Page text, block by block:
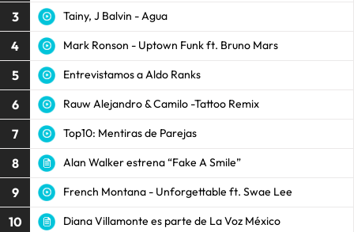
3 Tainy, J Balvin - Agua
4 Mark Ronson - Uptown Funk ft. Bruno Mars
5 Entrevistamos a Aldo Ranks
6 Rauw Alejandro & Camilo -Tattoo Remix
7 Top10: Mentiras de Parejas
8 Alan Walker estrena “Fake A Smile”
9 French Montana - Unforgettable ft. Swae Lee
10 Diana Villamonte es parte de La Voz México